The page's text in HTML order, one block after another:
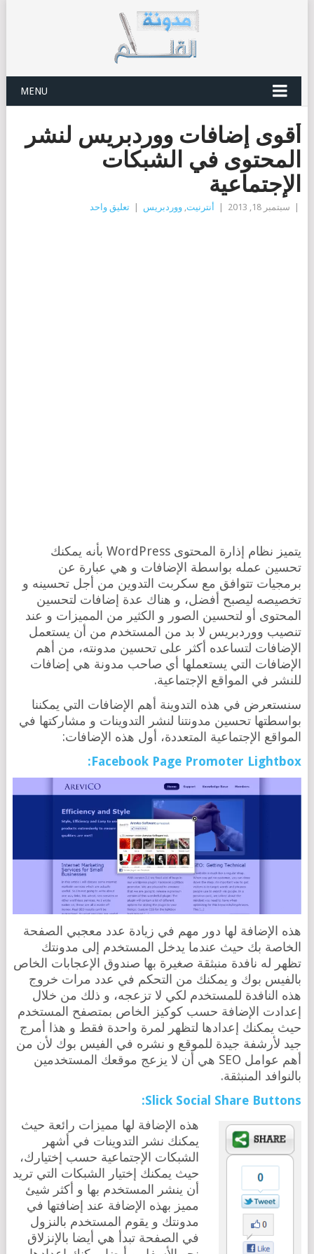
MENU
أقوى إضافات ووردبريس لنشر
المحتوى في الشبكات
الإجتماعية
سبتمبر 18, 2013 أنترنيت, ووردبريس تعليق واحد
يتميز نظام إذارة المحتوى WordPress بأنه يمكنك
تحسين عمله بواسطة الإضافات و هي عبارة عن
برمجيات تتوافق مع سكربت التدوين من أجل تحسينه و
تخصيصه ليصبح أفضل، و هناك عدة إضافات لتحسين
المحتوى أو لتحسين الصور و الكثير من المميزات و عند
تنصيب ووردبريس لا بد من المستخدم من أن يستعمل
الإضافات لتساعده أكثر على تحسين مدونته، من أهم
الإضافات التي يستعملها أي صاحب مدونة هي إضافات
للنشر في المواقع الإجتماعية.
سنستعرض في هذه التدوينة أهم الإضافات التي يمكننا
بواسطتها تحسين مدونتنا لنشر التدوينات و مشاركتها في
المواقع الإجتماعية المتعددة، أول هذه الإضافات:
Facebook Page Promoter Lightbox:
هذه الإضافة لها دور مهم في زيادة عدد معجبي الصفحة
الخاصة بك حيث عندما يدخل المستخدم إلى مدونتك
تظهر له نافدة منبثقة صغيرة بها صندوق الإعجابات الخاص
بالفيس بوك و يمكنك من التحكم في عدد مرات خروج
هذه النافدة للمستخدم لكي لا تزعجه، و ذلك من خلال
إعدادت الإضافة حسب كوكيز الخاص بمتصفح المستخدم
حيث يمكنك إعدادها لتظهر لمرة واحدة فقط و هذا أمرج
جيد لأرشفة جيدة للموقع و نشره في الفيس بوك لأن من
أهم عوامل SEO هي أن لا يزعج موقعك المستخدمين
بالنوافد المنبثقة.
Slick Social Share Buttons:
هذه الإضافة لها مميزات رائعة حيث
يمكنك نشر التدوينات في أشهر
الشبكات الإجتماعية حسب إختيارك،
حيث يمكنك إختيار الشبكات التي تريد
أن ينشر المستخدم بها و أكثر شيئ
مميز بهذه الإضافة عند إضافتها في
مدونتك و يقوم المستخدم بالنزول
في الصفحة تبدأ هي أيضا بالإنزلاق